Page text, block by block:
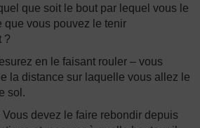
que soit le bout par lequel vous le
que vous pouvez le tenir
?
en le faisant rouler – vous
la distance sur laquelle vous allez le
sol.
Vous devez le faire rebondir depuis